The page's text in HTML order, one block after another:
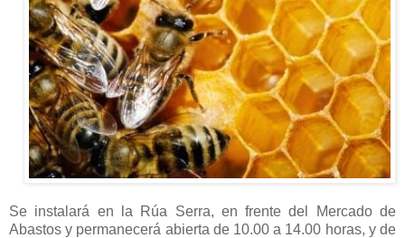
Se instalará en la Rúa Serra, en frente del Mercado de
Abastos y permanecerá abierta de 10.00 a 14.00 horas, y de